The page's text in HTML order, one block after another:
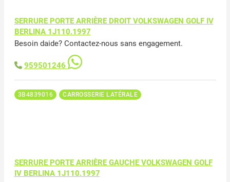
SERRURE PORTE ARRIÈRE DROIT VOLKSWAGEN GOLF IV
BERLINA 1J110.1997
Besoin daide? Contactez-nous sans engagement.
959501246
3B4839016 CARROSSERIE LATÉRALE
SERRURE PORTE ARRIÈRE GAUCHE VOLKSWAGEN GOLF
IV BERLINA 1J110.1997